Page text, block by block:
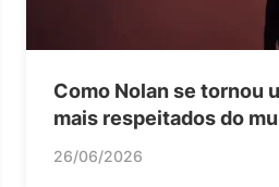
Como Nolan se tornou
mais respeitados do
26/06/2026